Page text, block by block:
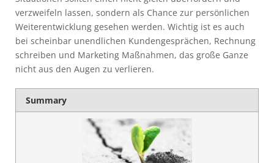
verzweifeln lassen, sondern als Chance zur persönlichen
Weiterentwicklung gesehen werden. Wichtig ist es auch
bei scheinbar unendlichen Kundengesprächen, Rechnung
schreiben und Marketing Maßnahmen, das große Ganze
nicht aus den Augen zu verlieren.
Summary